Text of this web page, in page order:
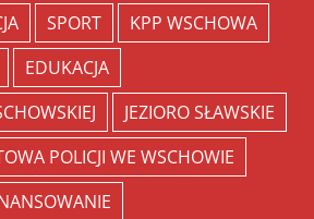
SPORT
KPP WSCHOWA
EDUKACJA
JEZIORO SŁAWSKIE
POLICJI WE WSCHOWIE